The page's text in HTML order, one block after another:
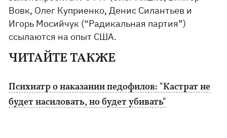
Вовк, Олег Куприенко, Денис Силантьев и
Игорь Мосийчук (“Радикальная партия”)
ссылаются на опыт США.
ЧИТАЙТЕ ТАКЖЕ
Психиатр о наказании педофилов: "Кастрат не
будет насиловать, но будет убивать"